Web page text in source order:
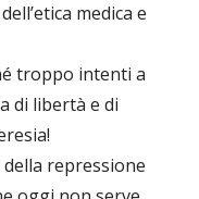
medica e
troppo intenti a
di libertà e di
della repressione